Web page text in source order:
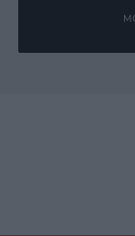
Tu dirección de correo